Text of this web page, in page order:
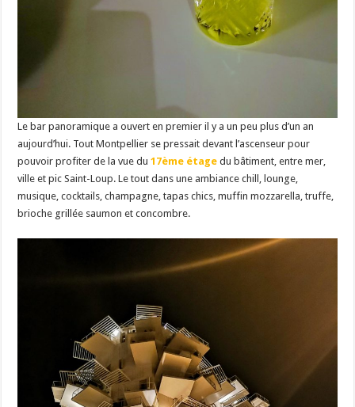
Le bar panoramique a ouvert en premier il y a un peu plus d’un an
aujourd’hui. Tout Montpellier se pressait devant l’ascenseur pour
pouvoir profiter de la vue du17ème étage du bâtiment, entre mer,
ville et pic Saint-Loup. Le tout dans une ambiance chill, lounge,
musique, cocktails, champagne, tapas chics, muffin mozzarella, truffe,
brioche grillée saumon et concombre.